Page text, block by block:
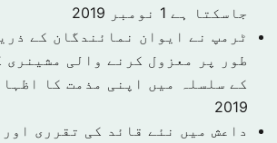
جاسکتا ہے 1 نومبر 2019
ٹرمپ نے ایوان نمائندگان کے
طور پر معزول کرنے والی مشینری
کے سلسلہ میں اپنی مذمت کا
2019
داعش میں نئے قائد کی تقرری